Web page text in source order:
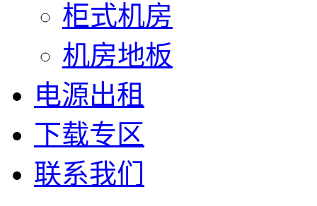
柜式机房
机房地板
电源出租
下载专区
联系我们